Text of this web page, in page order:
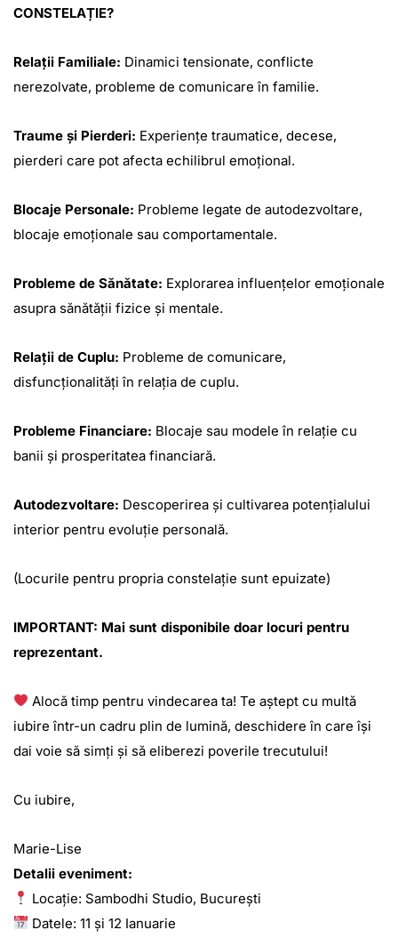
CONSTELAȚIE?
Relații Familiale: Dinamici tensionate, conflicte
nerezolvate, probleme de comunicare în familie.
Traume și Pierderi: Experiențe traumatice, decese,
pierderi care pot afecta echilibrul emoțional.
Blocaje Personale: Probleme legate de autodezvoltare,
blocaje emoționale sau comportamentale.
Probleme de Sănătate: Explorarea influențelor emoționale
asupra sănătății fizice și mentale.
Relații de Cuplu: Probleme de comunicare,
disfuncționalități în relația de cuplu.
Probleme Financiare: Blocaje sau modele în relație cu
banii și prosperitatea financiară.
Autodezvoltare: Descoperirea și cultivarea potențialului
interior pentru evoluție personală.
(Locurile pentru propria constelație sunt epuizate)
IMPORTANT: Mai sunt disponibile doar locuri pentru
reprezentant.
Alocă timp pentru vindecarea ta! Te aștept cu multă
iubire într-un cadru plin de lumină, deschidere în care își
dai voie să simți și să eliberezi poverile trecutului!
Cu iubire,
Marie-Lise
Detalii eveniment:
Locație: Sambodhi Studio, București
Datele: 11 și 12 Ianuarie